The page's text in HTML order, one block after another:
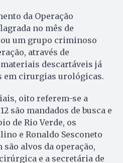
da Operação
no mês de
um grupo criminoso
através de
descartáveis já
em cirurgias urológicas.
oito referem-se a
são mandados de busca e
de Rio Verde, os
e Ronaldo Sesconeto
alvos da operação,
e a secretária de